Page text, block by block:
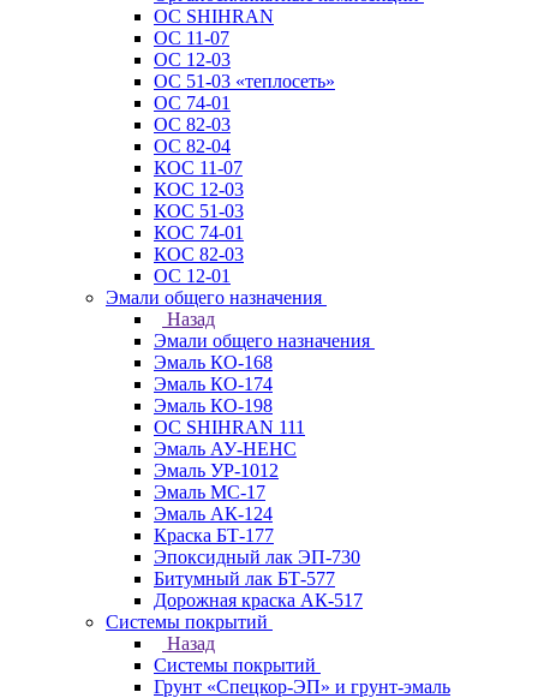
ОС SHIHRAN
ОС 11-07
ОС 12-03
ОС 51-03 «теплосеть»
ОС 74-01
ОС 82-03
ОС 82-04
КОС 11-07
КОС 12-03
КОС 51-03
КОС 74-01
КОС 82-03
ОС 12-01
Эмали общего назначения
Назад
Эмали общего назначения
Эмаль КО-168
Эмаль КО-174
Эмаль КО-198
ОС SHIHRAN 111
Эмаль АУ-НЕНС
Эмаль УР-1012
Эмаль МС-17
Эмаль АК-124
Краска БТ-177
Эпоксидный лак ЭП-730
Битумный лак БТ-577
Дорожная краска АК-517
Системы покрытий
Назад
Системы покрытий
Грунт «Спецкор-ЭП» и грунт-эмаль